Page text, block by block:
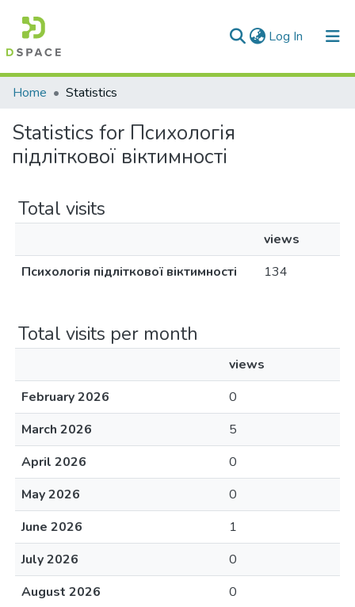
Log In (current)
Communities & Collections
All of DSpace
Home Statistics
Statistics for Психологія
підліткової віктимності
Total visits
views
Психологія підліткової віктимності
134
Total visits per month
views
February 2026
0
March 2026
5
April 2026
0
May 2026
0
June 2026
1
July 2026
0
August 2026
0